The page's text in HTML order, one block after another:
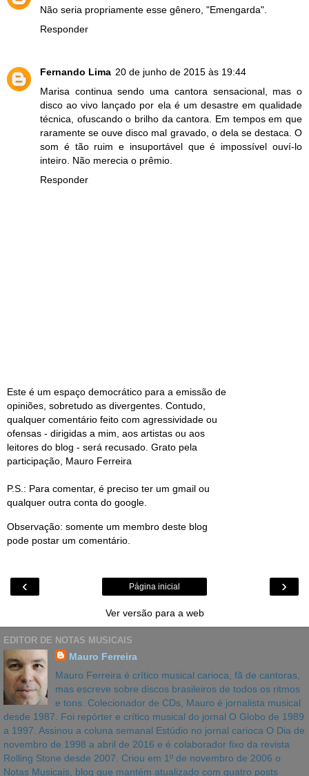
Não seria propriamente esse gênero, "Emengarda".
Responder
Fernando Lima 20 de junho de 2015 às 19:44
Marisa continua sendo uma cantora sensacional, mas o
disco ao vivo lançado por ela é um desastre em qualidade
técnica, ofuscando o brilho da cantora. Em tempos em que
raramente se ouve disco mal gravado, o dela se destaca. O
som é tão ruim e insuportável que é impossível ouví-lo
inteiro. Não merecia o prêmio.
Responder
Este é um espaço democrático para a emissão de
opiniões, sobretudo as divergentes. Contudo,
qualquer comentário feito com agressividade ou
ofensas - dirigidas a mim, aos artistas ou aos
leitores do blog - será recusado. Grato pela
participação, Mauro Ferreira
P.S.: Para comentar, é preciso ter um gmail ou
qualquer outra conta do google.
Observação: somente um membro deste blog
pode postar um comentário.
‹ ›
Página inicial
Ver versão para a web
EDITOR DE NOTAS MUSICAIS
Mauro Ferreira
Mauro Ferreira é crítico musical carioca, fã de cantoras,
mas escreve sobre discos brasileiros de todos os ritmos
e tons. Colecionador de CDs, Mauro é jornalista musical
desde 1987. Foi repórter e crítico musical do jornal O Globo de 1989
a 1997. Assinou a coluna semanal Estúdio no jornal carioca O Dia de
novembro de 1998 a abril de 2016 e é colaborador fixo da revista
Rolling Stone desde 2007. Criou em 1º de novembro de 2006 o
Notas Musicais, blog que mantém atualizado com quatro posts